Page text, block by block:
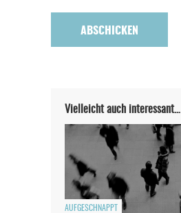
Vielleicht auch interessant…
AUFGESCHNAPPT